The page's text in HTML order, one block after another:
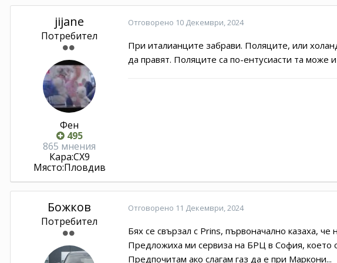
jijane
Потребител
Фен
495
865 мнения
Кара:CX9
Място:Пловдив
Отговорено 10 Декември, 2024
При италианците забрави. Поляците, или
да правят. Поляците са по-ентусиасти та може
Божков
Потребител
Отговорено 11 Декември, 2024
Бях се свързал с Prins, първоначално казаха,
Предложиха ми сервиза на БРЦ в София, което
Предпочитам ако слагам газ да е при Маркони...